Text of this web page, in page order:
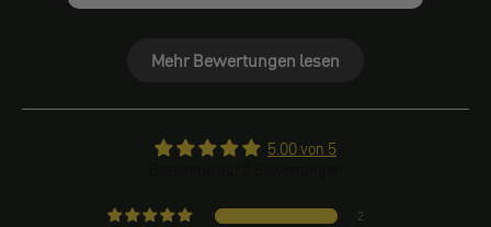
Mehr Bewertungen lesen
5.00 von 5
2